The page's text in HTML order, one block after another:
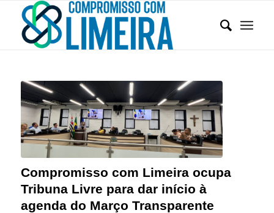
Compromisso com Limeira ocupa
Tribuna Livre para dar início à
agenda do Março Transparente